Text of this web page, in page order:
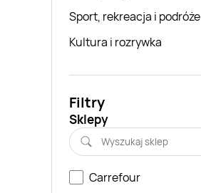
Sport, rekreacja i podróże
Kultura i rozrywka
Filtry
Sklepy
Carrefour